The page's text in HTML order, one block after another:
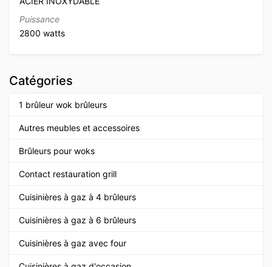
Puissance
2800 watts
Catégories
1 brûleur wok brûleurs
Autres meubles et accessoires
Brûleurs pour woks
Contact restauration grill
Cuisinières à gaz à 4 brûleurs
Cuisinières à gaz à 6 brûleurs
Cuisinières à gaz avec four